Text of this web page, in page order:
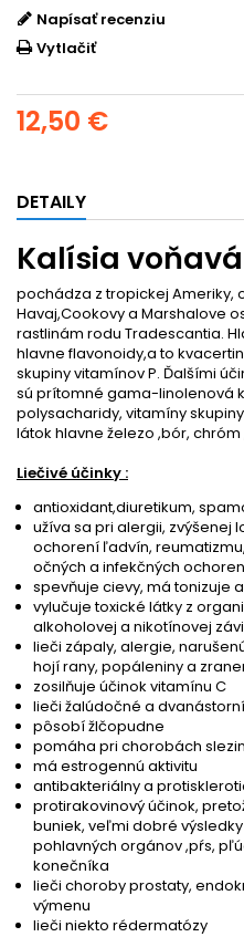
Napísať recenziu
Vytlačiť
12,50 €
DETAILY
Kalísia voňavá
pochádza z tropickej Ameriky,
Havaj,Cookovy a Marshalove
rastlinám rodu Tradescantia.
hlavne flavonoidy,a to
skupiny vitamínov P. Ďalšími
sú prítomné gama-linolenová
polysacharidy, vitamíny
látok hlavne železo ,bór,
Liečivé účinky :
antioxidant,diuretikum,
užíva sa pri alergii, zvýšenej
ochorení ľadvín,
očných a infekčných
spevňuje cievy, má tonizuje
vylučuje toxické látky z
alkoholovej a nikotínovej
lieči zápaly, alergie,
hojí rany, popáleniny a
zosilňuje účinok vitamínu C
lieči žalúdočné a
pôsobí žlčopudne
pomáha pri chorobách
má estrogennú aktivitu
antibakteriálny a
protirakovinový účinok,
buniek, veľmi dobré
pohlavných orgánov ,pŕs,
konečníka
lieči choroby prostaty,
výmenu
lieči niekto rédermatózy